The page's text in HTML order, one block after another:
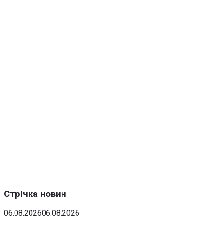
Стрічка новин
06.08.202606.08.2026